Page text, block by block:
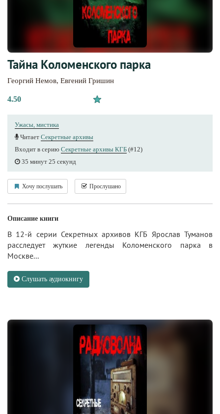
Тайна Коломенского парка
Георгий Немов, Евгений Гришин
4.50
Ужасы, мистика
Читает Секретные архивы
Входит в серию Секретные архивы КГБ (#12)
35 минут 25 секунд
Хочу послушать Прослушано
Описание книги
В 12-й серии Секретных архивов КГБ Ярослав Туманов
расследует жуткие легенды Коломенского парка в
Москве...
Слушать аудиокнигу